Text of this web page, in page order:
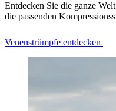
Entdecken Sie die ganze
die passenden
Venenstrümpfe entdecken